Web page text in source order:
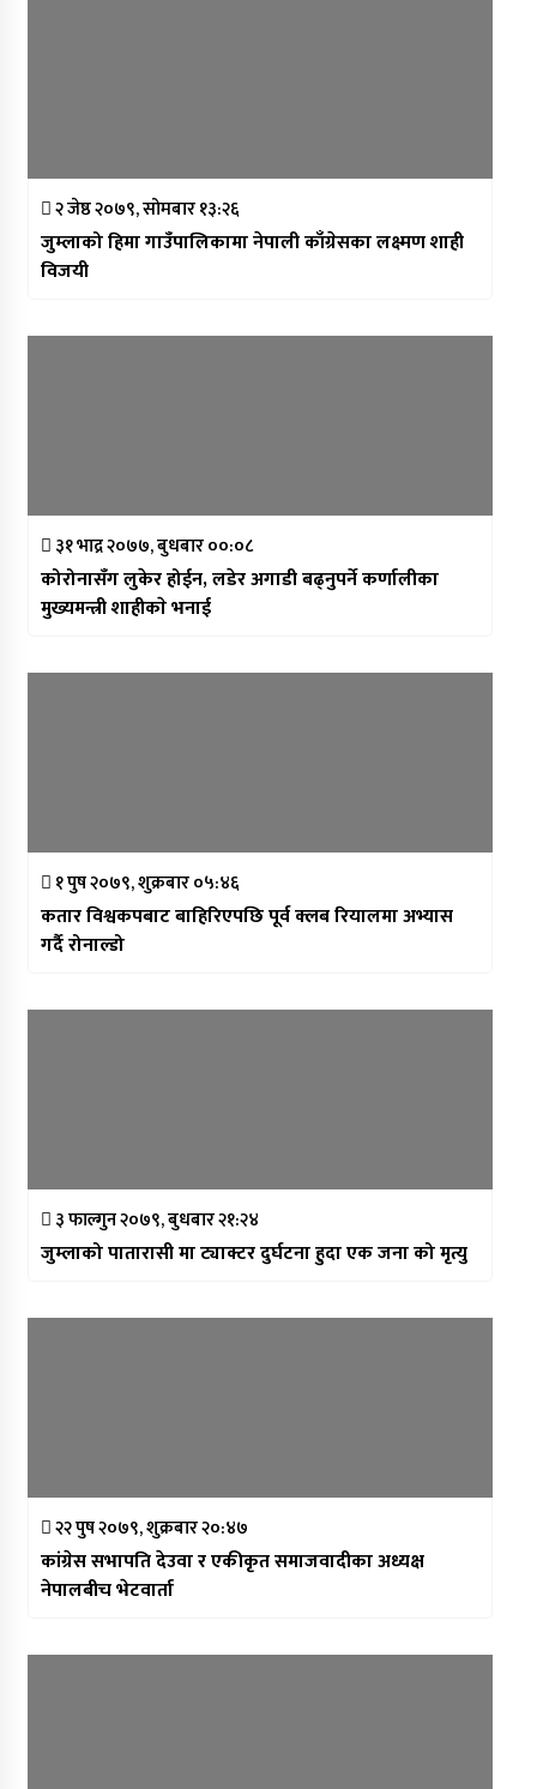
२ जेष्ठ २०७९, सोमबार १३:२६
जुम्लाको हिमा गाउँपालिकामा नेपाली काँग्रेसका लक्ष्मण शाही
विजयी
३१ भाद्र २०७७, बुधबार ००:०८
कोरोनासँग लुकेर होईन, लडेर अगाडी बढ्नुपर्ने कर्णालीका
मुख्यमन्त्री शाहीकाे भनाई
१ पुष २०७९, शुक्रबार ०५:४६
कतार विश्वकपबाट बाहिरिएपछि पूर्व क्लब रियालमा अभ्यास
गर्दै रोनाल्डो
३ फाल्गुन २०७९, बुधबार २१:२४
जुम्लाको पातारासी मा ट्याक्टर दुर्घटना हुदा एक जना को मृत्यु
२२ पुष २०७९, शुक्रबार २०:४७
कांग्रेस सभापति देउवा र एकीकृत समाजवादीका अध्यक्ष
नेपालबीच भेटवार्ता